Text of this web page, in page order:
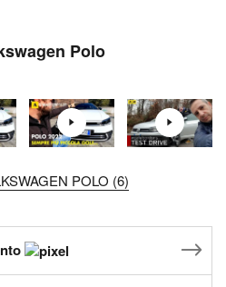
Polo
POLO (6)